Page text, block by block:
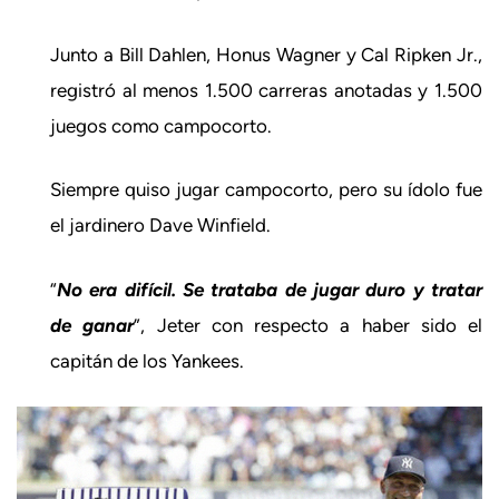
Junto a Bill Dahlen, Honus Wagner y Cal Ripken Jr.,
registró al menos 1.500 carreras anotadas y 1.500
juegos como campocorto.
Siempre quiso jugar campocorto, pero su ídolo fue
el jardinero Dave Winfield.
“No era difícil. Se trataba de jugar duro y tratar
de ganar”, Jeter con respecto a haber sido el
capitán de los Yankees.